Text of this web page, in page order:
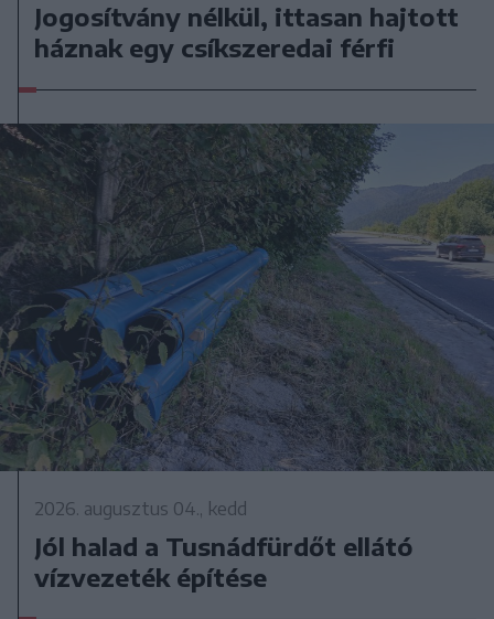
Jogosítvány nélkül, ittasan hajtott
háznak egy csíkszeredai férfi
2026. augusztus 04., kedd
Jól halad a Tusnádfürdőt ellátó
vízvezeték építése